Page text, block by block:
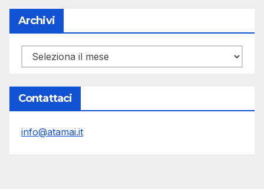
Archivi
Archivi
Contattaci
info@atamai.it